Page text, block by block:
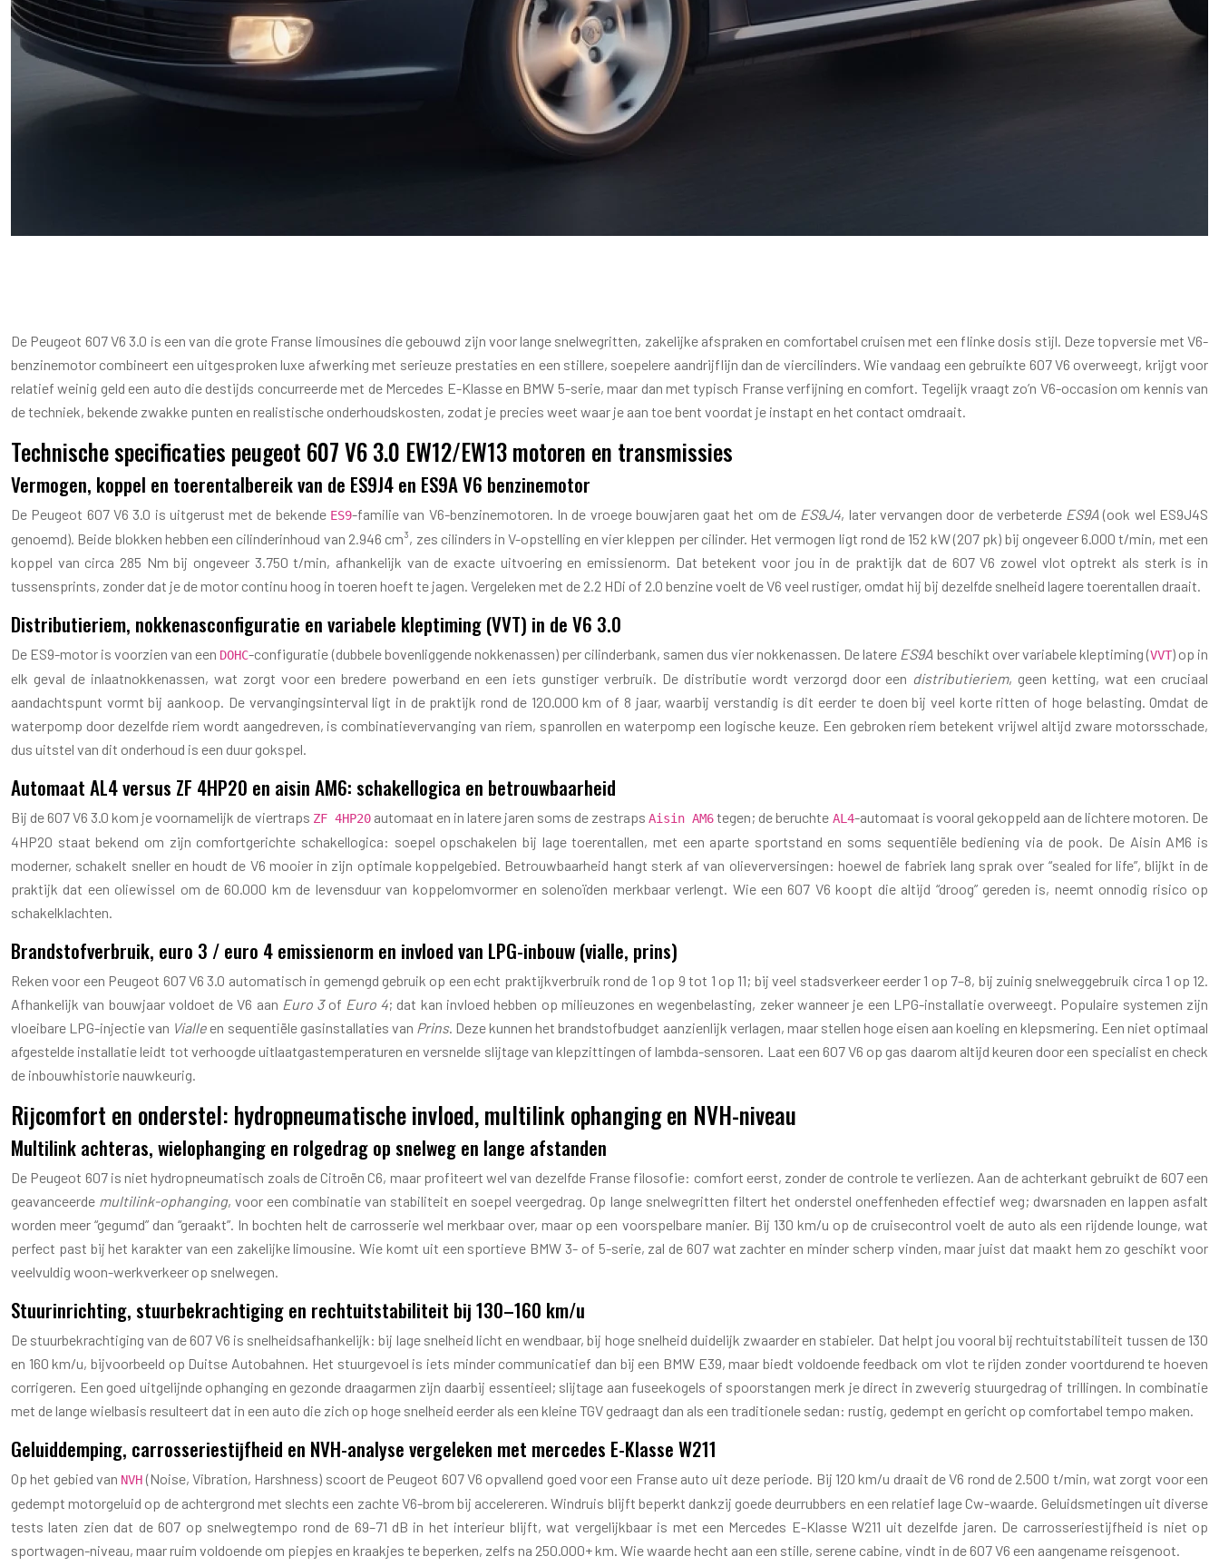
De Peugeot 607 V6 3.0 is een van die grote Franse limousines die gebouwd zijn voor lange snelwegritten, zakelijke afspraken en comfortabel cruisen met een flinke dosis stijl. Deze topversie met V6-
benzinemotor combineert een uitgesproken luxe afwerking met serieuze prestaties en een stillere, soepelere aandrijflijn dan de viercilinders. Wie vandaag een gebruikte 607 V6 overweegt, krijgt voor
relatief weinig geld een auto die destijds concurreerde met de Mercedes E-Klasse en BMW 5-serie, maar dan met typisch Franse verfijning en comfort. Tegelijk vraagt zo’n V6-occasion om kennis van
de techniek, bekende zwakke punten en realistische onderhoudskosten, zodat je precies weet waar je aan toe bent voordat je instapt en het contact omdraait.
Technische specificaties peugeot 607 V6 3.0 EW12/EW13 motoren en transmissies
Vermogen, koppel en toerentalbereik van de ES9J4 en ES9A V6 benzinemotor
De Peugeot 607 V6 3.0 is uitgerust met de bekende ES9-familie van V6-benzinemotoren. In de vroege bouwjaren gaat het om de ES9J4, later vervangen door de verbeterde ES9A (ook wel ES9J4S
genoemd). Beide blokken hebben een cilinderinhoud van 2.946 cm³, zes cilinders in V-opstelling en vier kleppen per cilinder. Het vermogen ligt rond de 152 kW (207 pk) bij ongeveer 6.000 t/min, met een
koppel van circa 285 Nm bij ongeveer 3.750 t/min, afhankelijk van de exacte uitvoering en emissienorm. Dat betekent voor jou in de praktijk dat de 607 V6 zowel vlot optrekt als sterk is in
tussensprints, zonder dat je de motor continu hoog in toeren hoeft te jagen. Vergeleken met de 2.2 HDi of 2.0 benzine voelt de V6 veel rustiger, omdat hij bij dezelfde snelheid lagere toerentallen draait.
Distributieriem, nokkenasconfiguratie en variabele kleptiming (VVT) in de V6 3.0
De ES9-motor is voorzien van een DOHC-configuratie (dubbele bovenliggende nokkenassen) per cilinderbank, samen dus vier nokkenassen. De latere ES9A beschikt over variabele kleptiming (VVT) op in
elk geval de inlaatnokkenassen, wat zorgt voor een bredere powerband en een iets gunstiger verbruik. De distributie wordt verzorgd door een distributieriem, geen ketting, wat een cruciaal
aandachtspunt vormt bij aankoop. De vervangingsinterval ligt in de praktijk rond de 120.000 km of 8 jaar, waarbij verstandig is dit eerder te doen bij veel korte ritten of hoge belasting. Omdat de
waterpomp door dezelfde riem wordt aangedreven, is combinatievervanging van riem, spanrollen en waterpomp een logische keuze. Een gebroken riem betekent vrijwel altijd zware motorsschade,
dus uitstel van dit onderhoud is een duur gokspel.
Automaat AL4 versus ZF 4HP20 en aisin AM6: schakellogica en betrouwbaarheid
Bij de 607 V6 3.0 kom je voornamelijk de viertraps ZF 4HP20automaat en in latere jaren soms de zestrapsAisin AM6tegen; de beruchte AL4-automaat is vooral gekoppeld aan de lichtere motoren. De
4HP20 staat bekend om zijn comfortgerichte schakellogica: soepel opschakelen bij lage toerentallen, met een aparte sportstand en soms sequentiële bediening via de pook. De Aisin AM6 is
moderner, schakelt sneller en houdt de V6 mooier in zijn optimale koppelgebied. Betrouwbaarheid hangt sterk af van olieverversingen: hoewel de fabriek lang sprak over “sealed for life”, blijkt in de
praktijk dat een oliewissel om de 60.000 km de levensduur van koppelomvormer en solenoïden merkbaar verlengt. Wie een 607 V6 koopt die altijd “droog” gereden is, neemt onnodig risico op
schakelklachten.
Brandstofverbruik, euro 3 / euro 4 emissienorm en invloed van LPG-inbouw (vialle, prins)
Reken voor een Peugeot 607 V6 3.0 automatisch in gemengd gebruik op een echt praktijkverbruik rond de 1 op 9 tot 1 op 11; bij veel stadsverkeer eerder 1 op 7–8, bij zuinig snelweggebruik circa 1 op 12.
Afhankelijk van bouwjaar voldoet de V6 aan Euro 3of Euro 4; dat kan invloed hebben op milieuzones en wegenbelasting, zeker wanneer je een LPG-installatie overweegt. Populaire systemen zijn
vloeibare LPG-injectie van Vialleen sequentiële gasinstallaties van Prins. Deze kunnen het brandstofbudget aanzienlijk verlagen, maar stellen hoge eisen aan koeling en klepsmering. Een niet optimaal
afgestelde installatie leidt tot verhoogde uitlaatgastemperaturen en versnelde slijtage van klepzittingen of lambda-sensoren. Laat een 607 V6 op gas daarom altijd keuren door een specialist en check
de inbouwhistorie nauwkeurig.
Rijcomfort en onderstel: hydropneumatische invloed, multilink ophanging en NVH-niveau
Multilink achteras, wielophanging en rolgedrag op snelweg en lange afstanden
De Peugeot 607 is niet hydropneumatisch zoals de Citroën C6, maar profiteert wel van dezelfde Franse filosofie: comfort eerst, zonder de controle te verliezen. Aan de achterkant gebruikt de 607 een
geavanceerde multilink-ophanging, voor een combinatie van stabiliteit en soepel veergedrag. Op lange snelwegritten filtert het onderstel oneffenheden effectief weg; dwarsnaden en lappen asfalt
worden meer “gegumd” dan “geraakt”. In bochten helt de carrosserie wel merkbaar over, maar op een voorspelbare manier. Bij 130 km/u op de cruisecontrol voelt de auto als een rijdende lounge, wat
perfect past bij het karakter van een zakelijke limousine. Wie komt uit een sportieve BMW 3- of 5-serie, zal de 607 wat zachter en minder scherp vinden, maar juist dat maakt hem zo geschikt voor
veelvuldig woon-werkverkeer op snelwegen.
Stuurinrichting, stuurbekrachtiging en rechtuitstabiliteit bij 130–160 km/u
De stuurbekrachtiging van de 607 V6 is snelheidsafhankelijk: bij lage snelheid licht en wendbaar, bij hoge snelheid duidelijk zwaarder en stabieler. Dat helpt jou vooral bij rechtuitstabiliteit tussen de 130
en 160 km/u, bijvoorbeeld op Duitse Autobahnen. Het stuurgevoel is iets minder communicatief dan bij een BMW E39, maar biedt voldoende feedback om vlot te rijden zonder voortdurend te hoeven
corrigeren. Een goed uitgelijnde ophanging en gezonde draagarmen zijn daarbij essentieel; slijtage aan fuseekogels of spoorstangen merk je direct in zweverig stuurgedrag of trillingen. In combinatie
met de lange wielbasis resulteert dat in een auto die zich op hoge snelheid eerder als een kleine TGV gedraagt dan als een traditionele sedan: rustig, gedempt en gericht op comfortabel tempo maken.
Geluiddemping, carrosseriestijfheid en NVH-analyse vergeleken met mercedes E-Klasse W211
Op het gebied van NVH (Noise, Vibration, Harshness) scoort de Peugeot 607 V6 opvallend goed voor een Franse auto uit deze periode. Bij 120 km/u draait de V6 rond de 2.500 t/min, wat zorgt voor een
gedempt motorgeluid op de achtergrond met slechts een zachte V6-brom bij accelereren. Windruis blijft beperkt dankzij goede deurrubbers en een relatief lage Cw-waarde. Geluidsmetingen uit diverse
tests laten zien dat de 607 op snelwegtempo rond de 69–71 dB in het interieur blijft, wat vergelijkbaar is met een Mercedes E-Klasse W211 uit dezelfde jaren. De carrosseriestijfheid is niet op
sportwagen-niveau, maar ruim voldoende om piepjes en kraakjes te beperken, zelfs na 250.000+ km. Wie waarde hecht aan een stille, serene cabine, vindt in de 607 V6 een aangename reisgenoot.